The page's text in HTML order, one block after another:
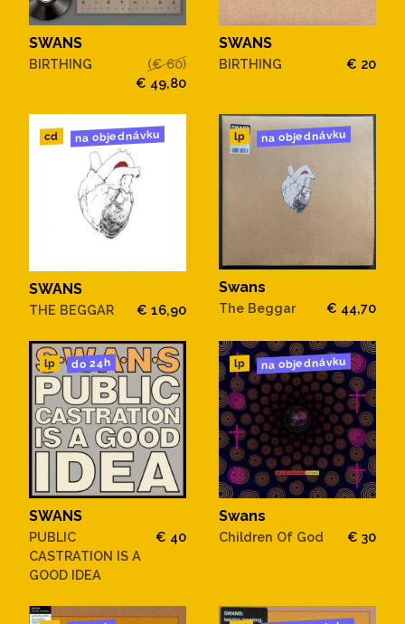
SWANS
BIRTHING
(€ 60)
€ 49,80
SWANS
BIRTHING € 20
cd na objednávku
SWANS
THE BEGGAR € 16,90
lp na objednávku
Swans
The Beggar € 44,70
lp do 24h
SWANS
PUBLIC
CASTRATION IS A
GOOD IDEA
€ 40
lp na objednávku
Swans
Children Of God € 30